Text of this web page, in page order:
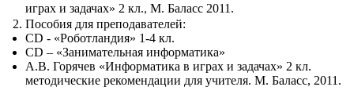
играх и задачах» 2 кл., М. Баласс 2011.
Пособия для преподавателей:
СD - «Роботландия» 1-4 кл.
CD – «Занимательная информатика»
А.В. Горячев «Информатика в играх и задачах» 2 кл.
методические рекомендации для учителя. М. Баласс, 2011 .